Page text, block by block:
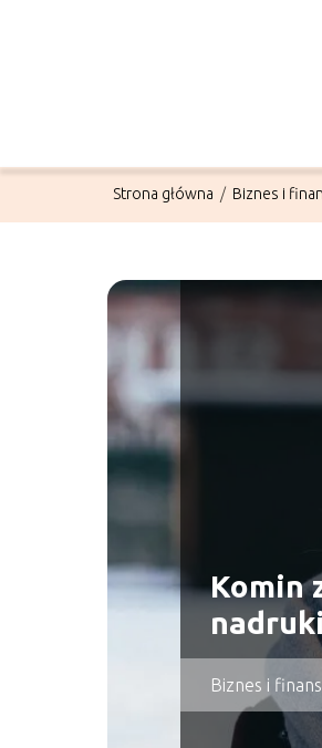
Strona główna / Biznes i
Komin
Biznes i